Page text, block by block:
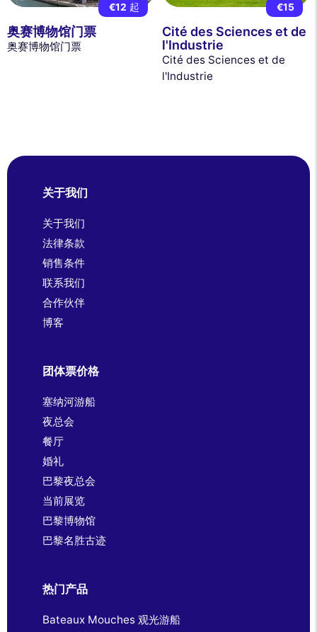
€12 起
奥赛博物馆门票
奥赛博物馆门票
€15
Cité des Sciences et de
l'Industrie
Cité des Sciences et de
l'Industrie
关于我们
关于我们
法律条款
销售条件
联系我们
合作伙伴
博客
团体票价格
塞纳河游船
夜总会
餐厅
婚礼
巴黎夜总会
当前展览
巴黎博物馆
巴黎名胜古迹
热门产品
Bateaux Mouches 观光游船